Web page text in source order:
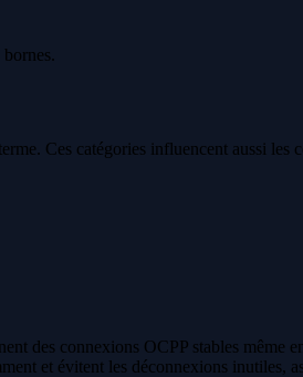
Ces catégories influencent aussi les
des connexions OCPP stables même
et évitent les déconnexions inutiles,